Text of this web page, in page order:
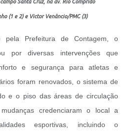
Santa Cruz, na av. Rio Comprido
(1 e 2) e Victor Venâncio/PMC (3)
pela Prefeitura de Contagem, o
por diversas intervenções que
e segurança para atletas e
foram renovados, o sistema de
e o piso das áreas de circulação
credenciaram o local a
esportivas, incluindo o